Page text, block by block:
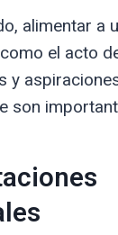
alimentar a
el acto
y
son